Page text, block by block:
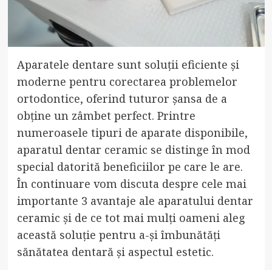
Aparatele dentare sunt soluții eficiente și
moderne pentru corectarea problemelor
ortodontice, oferind tuturor șansa de a
obține un zâmbet perfect. Printre
numeroasele tipuri de aparate disponibile,
aparatul dentar ceramic se distinge în mod
special datorită beneficiilor pe care le are.
În continuare vom discuta despre cele mai
importante 3 avantaje ale aparatului dentar
ceramic și de ce tot mai mulți oameni aleg
această soluție pentru a-și îmbunătăți
sănătatea dentară și aspectul estetic.